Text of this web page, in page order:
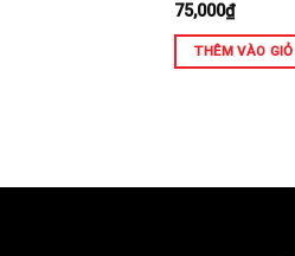
75,000₫
THÊM VÀO